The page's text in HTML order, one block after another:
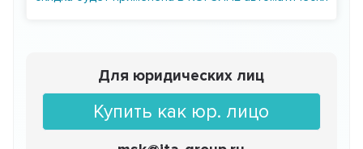
Для юридических лиц
Купить как юр. лицо